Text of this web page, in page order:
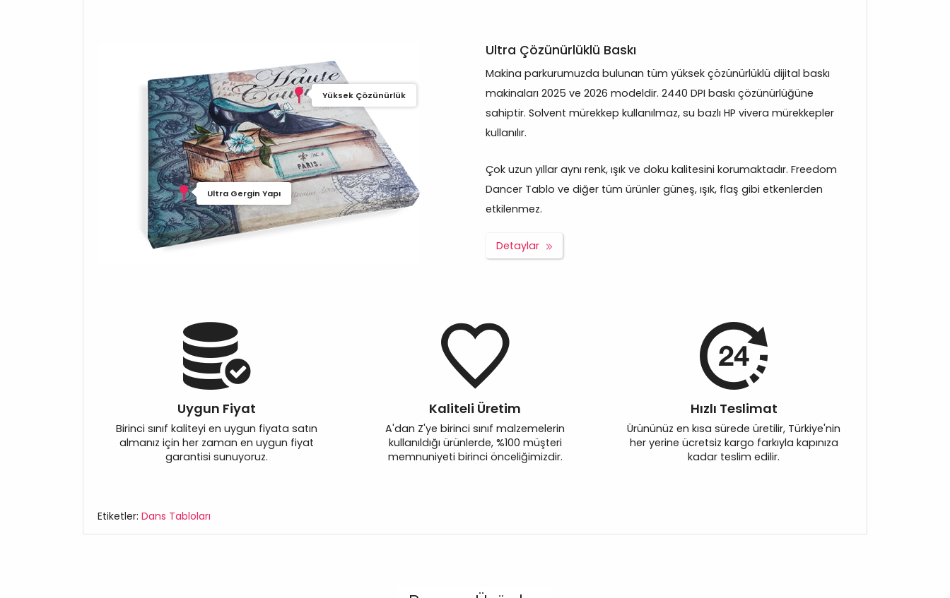
Yüksek Çözünürlük
Ultra Gergin Yapı
Ultra Çözünürlüklü Baskı
Makina parkurumuzda bulunan tüm yüksek çözünürlüklü dijital baskı
makinaları 2025 ve 2026 modeldir. 2440 DPI baskı çözünürlüğüne
sahiptir. Solvent mürekkep kullanılmaz, su bazlı HP vivera mürekkepler
kullanılır.
Çok uzun yıllar aynı renk, ışık ve doku kalitesini korumaktadır. Freedom
Dancer Tablo ve diğer tüm ürünler güneş, ışık, flaş gibi etkenlerden
etkilenmez.
Detaylar
Uygun Fiyat
Birinci sınıf kaliteyi en uygun fiyata satın
almanız için her zaman en uygun fiyat
garantisi sunuyoruz.
Kaliteli Üretim
A'dan Z'ye birinci sınıf malzemelerin
kullanıldığı ürünlerde, %100 müşteri
memnuniyeti birinci önceliğimizdir.
Hızlı Teslimat
Ürününüz en kısa sürede üretilir, Türkiye'nin
her yerine ücretsiz kargo farkıyla kapınıza
kadar teslim edilir.
Etiketler: Dans Tabloları